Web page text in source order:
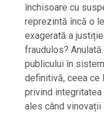
închisoare cu
reprezintă încă o
exagerată a
fraudulos?
publicului în
definitivă, ceea ce
privind
ales când